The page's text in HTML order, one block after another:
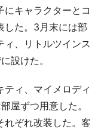
キャラクターとコ
した。3月末には部
ィ、リトルツインス
設けた。
ィ、マイメロディ
屋ずつ用意した。
れぞれ改装した。客